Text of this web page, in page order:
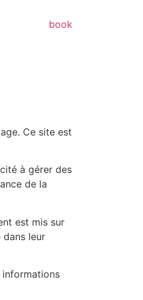
book
Ce site est
à gérer des
de la
est mis sur
dans leur
informations